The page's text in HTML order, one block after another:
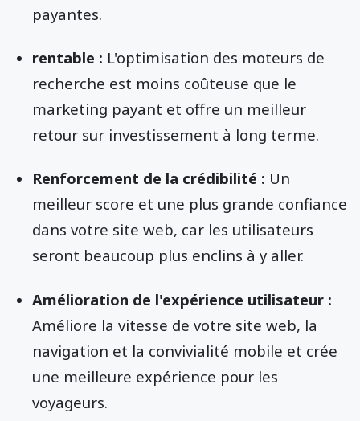
payantes.
rentable : L'optimisation des moteurs de
recherche est moins coûteuse que le
marketing payant et offre un meilleur
retour sur investissement à long terme.
Renforcement de la crédibilité : Un
meilleur score et une plus grande confiance
dans votre site web, car les utilisateurs
seront beaucoup plus enclins à y aller.
Amélioration de l'expérience utilisateur :
Améliore la vitesse de votre site web, la
navigation et la convivialité mobile et crée
une meilleure expérience pour les
voyageurs.